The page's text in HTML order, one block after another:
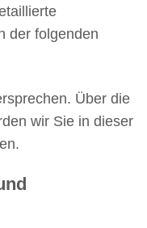
der folgenden
Über die
wir Sie in dieser